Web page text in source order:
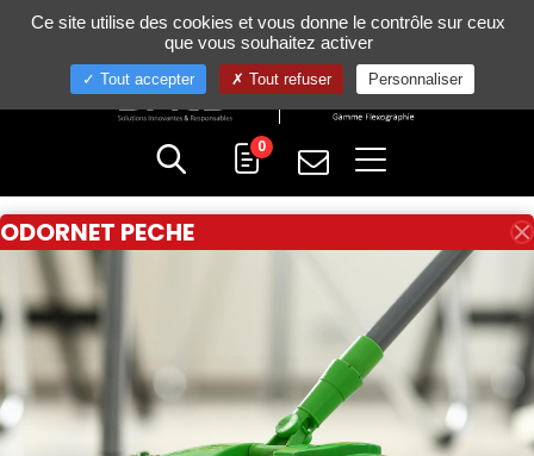
+33 (0)4 75 58 80 10
0
ODORNET PECHE
Gestion de vos préférences sur les cookies
Ce site utilise des cookies et vous donne le contrôle sur ceux
que vous souhaitez activer
Tout accepter Tout refuser Personnaliser